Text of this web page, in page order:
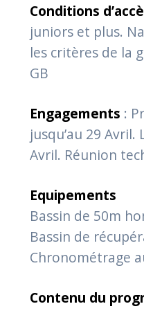
Conditions
juniors et plus.
les critères de la
GB
Engagements :
jusqu’au 29 Avril.
Avril. Réunion
Equipements
Bassin de 50m
Bassin de
Chronométrage
Contenu du